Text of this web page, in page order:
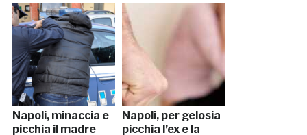
Napoli, minaccia e
picchia il madre
Napoli, per gelosia
picchia l’ex e la